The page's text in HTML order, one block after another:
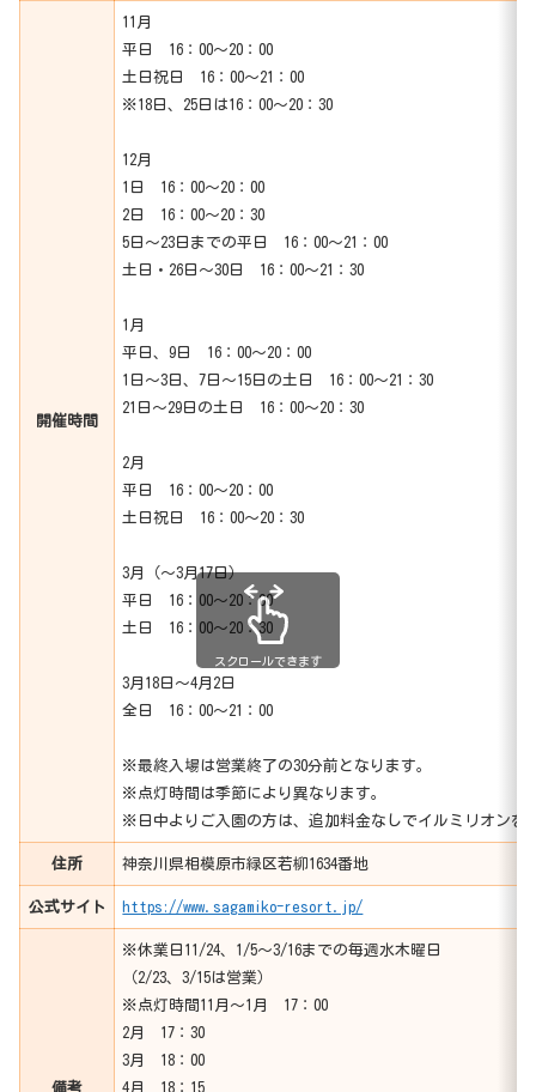
開催時間
11月
平日 16：00～20：00
土日祝日 16：00～21：00
※18日、25日は16：00～20：30
12月
1日 16：00～20：00
2日 16：00～20：30
5日～23日までの平日 16：00～21：00
土日・26日～30日 16：00～21：30
1月
平日、9日 16：00～20：00
1日～3日、7日～15日の土日 16：00～21：30
21日～29日の土日 16：00～20：30
2月
平日 16：00～20：00
土日祝日 16：00～20：30
3月（～3月17日）
平日 16：00～20：00
土日 16：00～20：30
3月18日～4月2日
全日 16：00～21：00
※最終入場は営業終了の30分前となります。
※点灯時間は季節により異なります。
※日中よりご入園の方は、追加料金なしでイルミリオンを
住所 神奈川県相模原市緑区若柳1634番地
公式サイト https://www.sagamiko-resort.jp/
備考
※休業日11/24、1/5～3/16までの毎週水木曜日
（2/23、3/15は営業）
※点灯時間11月～1月 17：00
2月 17：30
3月 18：00
4月 18：15
スクロールできます